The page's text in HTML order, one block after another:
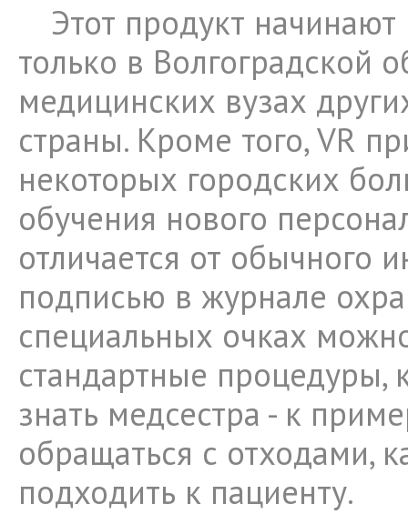
Этот продукт
только в Волгоградской
медицинских вузах
страны. Кроме того, VR
некоторых городских
обучения нового
отличается от обычного
подписью в журнале
специальных очках
стандартные процедуры,
знать медсестра - к
обращаться с отходами,
подходить к пациенту.